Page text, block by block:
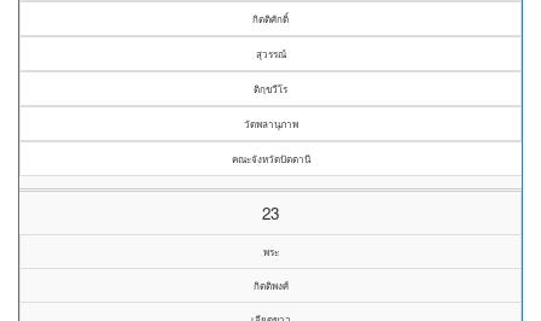
กิตติศักดิ์
สุวรรณ์
ติกฺขวีโร
วัดพลานุภาพ
คณะจังหวัดปัตตานี
23
พระ
กิตติพงศ์